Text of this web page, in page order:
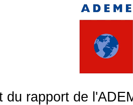
du rapport de